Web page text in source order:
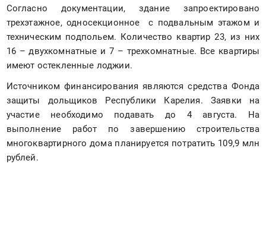
Согласно документации, здание запроектировано
трехэтажное, односекционное  с подвальным этажом и
техническим подпольем. Количество квартир 23, из них
16 – двухкомнатные и 7 – трехкомнатные. Все квартиры
имеют остекленные лоджии.
Источником финансирования являются средства Фонда
защиты дольщиков Республики Карелия. Заявки на
участие необходимо подавать до 4 августа. На
выполнение работ по завершению строительства
многоквартирного дома планируется потратить 109,9 млн
рублей.